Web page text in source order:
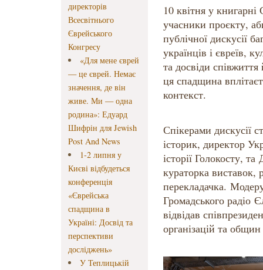
директорів
Всесвітнього
Єврейського
Конгресу
«Для мене єврей
— це єврей. Немає
значення, де він
живе. Ми — одна
родина»: Едуард
Шифрін для Jewish
Post And News
1-2 липня у
Києві відбудеться
конференція
«Єврейська
спадщина в
Україні: Досвід та
перспективи
досліджень»
У Теплицькій
10 квітня у
учасники проєкту,
публічної дискусії
українців і євреїв,
та досвіди
ця спадщина
контекст.
Спікерами дискусії
історик, директор
історії Голокосту,
кураторка виставок,
перекладачка.
Громадського радіо
відвідав
організацій та